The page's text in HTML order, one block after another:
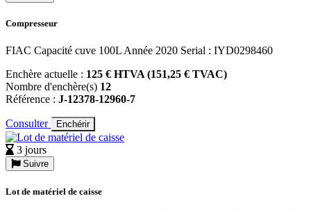
Compresseur
FIAC Capacité cuve 100L Année 2020 Serial : IYD0298460
Enchère actuelle : 125 € HTVA (151,25 € TVAC)
Nombre d'enchère(s) 12
Référence : J-12378-12960-7
Consulter Enchérir
3 jours
Suivre
Lot de matériel de caisse